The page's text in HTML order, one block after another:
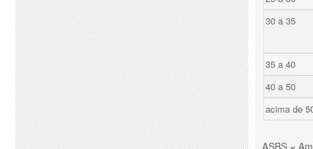
30 a 35
35 a 40
40 a 50
acima de